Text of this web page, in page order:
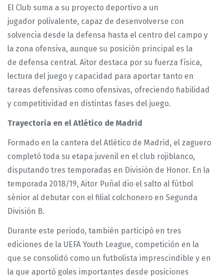
El Club suma a su proyecto deportivo a un
jugador polivalente, capaz de desenvolverse con
solvencia desde la defensa hasta el centro del campo y
la zona ofensiva, aunque su posición principal es la
de defensa central. Aitor destaca por su fuerza física,
lectura del juego y capacidad para aportar tanto en
tareas defensivas como ofensivas, ofreciendo fiabilidad
y competitividad en distintas fases del juego.
Trayectoria en el Atlético de Madrid
Formado en la cantera del Atlético de Madrid, el zaguero
completó toda su etapa juvenil en el club rojiblanco,
disputando tres temporadas en División de Honor. En la
temporada 2018/19, Aitor Puñal dio el salto al fútbol
sénior al debutar con el filial colchonero en Segunda
División B.
Durante este periodo, también participó en tres
ediciones de la UEFA Youth League, competición en la
que se consolidó como un futbolista imprescindible y en
la que aportó goles importantes desde posiciones